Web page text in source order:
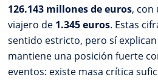
126.143 millones de euros, con
viajero de 1.345 euros. Estas
sentido estricto, pero sí
mantiene una posición fuerte
eventos: existe masa crítica